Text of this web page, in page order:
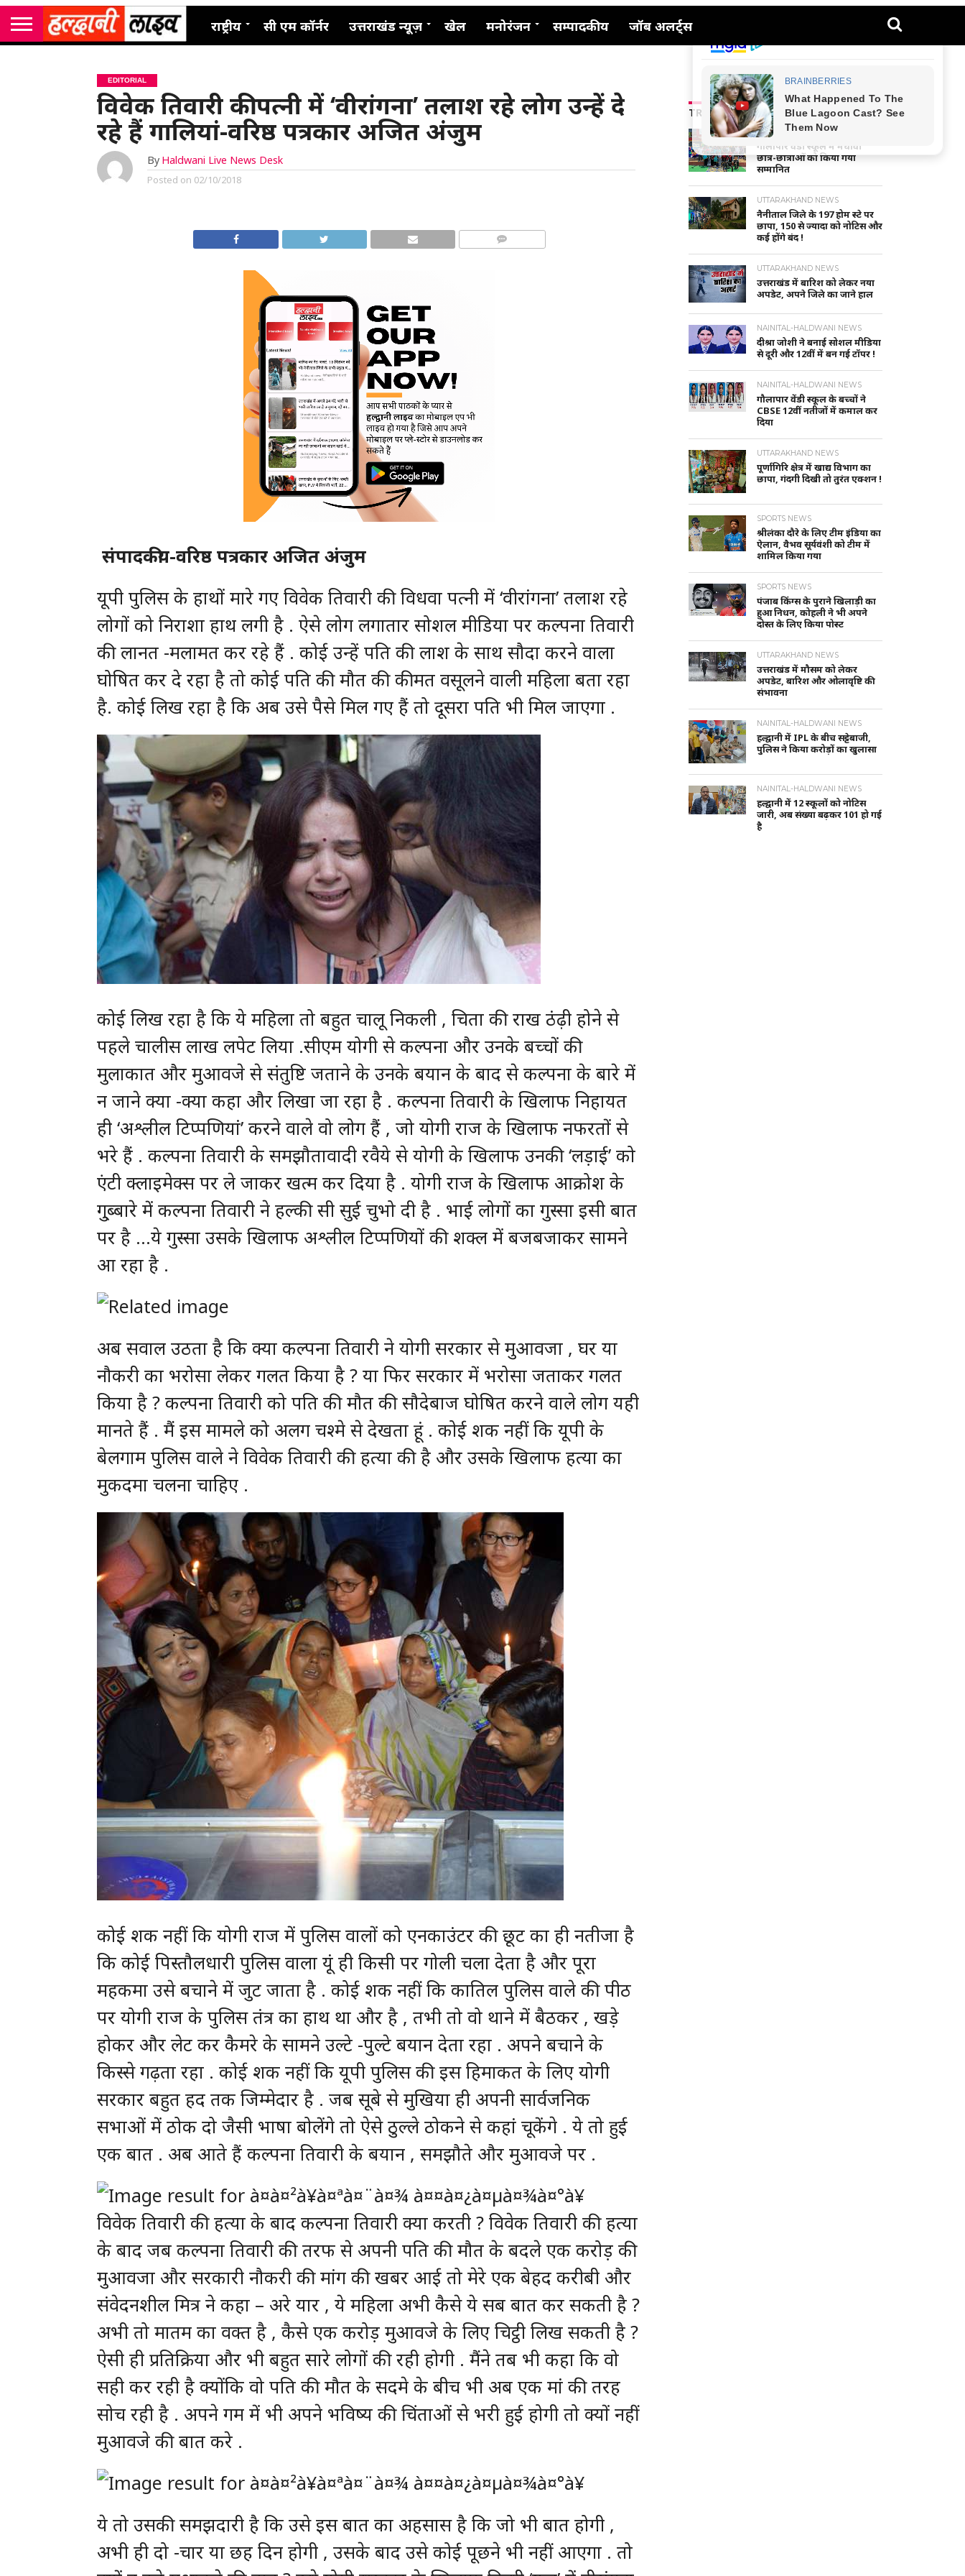
राष्ट्रीय सी एम कॉर्नर उत्तराखंड न्यूज़ खेल मनोरंजन सम्पादकीय जॉब अलर्ट्स
EDITORIAL
विवेक तिवारी की पत्नी में ‘वीरांगना’ तलाश रहे लोग उन्हें दे
रहे हैं गालियां-वरिष्ठ पत्रकार अजित अंजुम
By Haldwani Live News Desk
Posted on 02/10/2018
संपादकीय-वरिष्ठ पत्रकार अजित अंजुम
यूपी पुलिस के हाथों मारे गए विवेक तिवारी की विधवा पत्नी में ‘वीरांगना’ तलाश रहे
लोगों को निराशा हाथ लगी है . ऐसे लोग लगातार सोशल मीडिया पर कल्पना तिवारी
की लानत -मलामत कर रहे हैं . कोई उन्हें पति की लाश के साथ सौदा करने वाला
घोषित कर दे रहा है तो कोई पति की मौत की कीमत वसूलने वाली महिला बता रहा
है. कोई लिख रहा है कि अब उसे पैसे मिल गए हैं तो दूसरा पति भी मिल जाएगा .
कोई लिख रहा है कि ये महिला तो बहुत चालू निकली , चिता की राख ठंढ़ी होने से
पहले चालीस लाख लपेट लिया .सीएम योगी से कल्पना और उनके बच्चों की
मुलाकात और मुआवजे से संतुष्टि जताने के उनके बयान के बाद से कल्पना के बारे में
न जाने क्या -क्या कहा और लिखा जा रहा है . कल्पना तिवारी के खिलाफ निहायत
ही ‘अश्लील टिप्पणियां’ करने वाले वो लोग हैं , जो योगी राज के खिलाफ नफरतों से
भरे हैं . कल्पना तिवारी के समझौतावादी रवैये से योगी के खिलाफ उनकी ‘लड़ाई’ को
एंटी क्लाइमेक्स पर ले जाकर खत्म कर दिया है . योगी राज के खिलाफ आक्रोश के
गु्ब्बारे में कल्पना तिवारी ने हल्की सी सुई चुभो दी है . भाई लोगों का गुस्सा इसी बात
पर है …ये गुस्सा उसके खिलाफ अश्लील टिप्पणियों की शक्ल में बजबजाकर सामने
आ रहा है .
अब सवाल उठता है कि क्या कल्पना तिवारी ने योगी सरकार से मुआवजा , घर या
नौकरी का भरोसा लेकर गलत किया है ? या फिर सरकार में भरोसा जताकर गलत
किया है ? कल्पना तिवारी को पति की मौत की सौदेबाज घोषित करने वाले लोग यही
मानते हैं . मैं इस मामले को अलग चश्मे से देखता हूं . कोई शक नहीं कि यूपी के
बेलगाम पुलिस वाले ने विवेक तिवारी की हत्या की है और उसके खिलाफ हत्या का
मुकदमा चलना चाहिए .
कोई शक नहीं कि योगी राज में पुलिस वालों को एनकाउंटर की छूट का ही नतीजा है
कि कोई पिस्तौलधारी पुलिस वाला यूं ही किसी पर गोली चला देता है और पूरा
महकमा उसे बचाने में जुट जाता है . कोई शक नहीं कि कातिल पुलिस वाले की पीठ
पर योगी राज के पुलिस तंत्र का हाथ था और है , तभी तो वो थाने में बैठकर , खड़े
होकर और लेट कर कैमरे के सामने उल्टे -पुल्टे बयान देता रहा . अपने बचाने के
किस्से गढ़ता रहा . कोई शक नहीं कि यूपी पुलिस की इस हिमाकत के लिए योगी
सरकार बहुत हद तक जिम्मेदार है . जब सूबे से मुखिया ही अपनी सार्वजनिक
सभाओं में ठोक दो जैसी भाषा बोलेंगे तो ऐसे ठुल्ले ठोकने से कहां चूकेंगे . ये तो हुई
एक बात . अब आते हैं कल्पना तिवारी के बयान , समझौते और मुआवजे पर .
विवेक तिवारी की हत्या के बाद कल्पना तिवारी क्या करती ? विवेक तिवारी की हत्या
के बाद जब कल्पना तिवारी की तरफ से अपनी पति की मौत के बदले एक करोड़ की
मुआवजा और सरकारी नौकरी की मांग की खबर आई तो मेरे एक बेहद करीबी और
संवेदनशील मित्र ने कहा – अरे यार , ये महिला अभी कैसे ये सब बात कर सकती है ?
अभी तो मातम का वक्त है , कैसे एक करोड़ मुआवजे के लिए चिट्ठी लिख सकती है ?
ऐसी ही प्रतिक्रिया और भी बहुत सारे लोगों की रही होगी . मैंने तब भी कहा कि वो
सही कर रही है क्योंकि वो पति की मौत के सदमे के बीच भी अब एक मां की तरह
सोच रही है . अपने गम में भी अपने भविष्य की चिंताओं से भरी हुई होगी तो क्यों नहीं
मुआवजे की बात करे .
ये तो उसकी समझदारी है कि उसे इस बात का अहसास है कि जो भी बात होगी ,
अभी ही दो -चार या छह दिन होगी , उसके बाद उसे कोई पूछने भी नहीं आएगा . तो
TRENDING NEWS
NAINITAL-HALDWANI NEWS
गौलापार वैंडी स्कूल में मेधावी
छात्र-छात्राओं को किया गया
सम्मानित
UTTARAKHAND NEWS
नैनीताल जिले के 197 होम स्टे पर
छापा, 150 से ज्यादा को नोटिस और
कई होंगे बंद !
UTTARAKHAND NEWS
उत्तराखंड में बारिश को लेकर नया
अपडेट, अपने जिले का जाने हाल
NAINITAL-HALDWANI NEWS
दीश्रा जोशी ने बनाई सोशल मीडिया
से दूरी और 12वीं में बन गई टॉपर !
NAINITAL-HALDWANI NEWS
गौलापार वेंडी स्कूल के बच्चों ने
CBSE 12वीं नतीजों में कमाल कर
दिया
UTTARAKHAND NEWS
पूर्णागिरि क्षेत्र में खाद्य विभाग का
छापा, गंदगी दिखी तो तुरंत एक्शन !
SPORTS NEWS
श्रीलंका दौरे के लिए टीम इंडिया का
ऐलान, वैभव सूर्यवंशी को टीम में
शामिल किया गया
SPORTS NEWS
पंजाब किंग्स के पुराने खिलाड़ी का
हुआ निधन, कोहली ने भी अपने
दोस्त के लिए किया पोस्ट
UTTARAKHAND NEWS
उत्तराखंड में मौसम को लेकर
अपडेट, बारिश और ओलावृष्टि की
संभावना
NAINITAL-HALDWANI NEWS
हल्द्वानी में IPL के बीच सट्टेबाजी,
पुलिस ने किया करोड़ों का खुलासा
NAINITAL-HALDWANI NEWS
हल्द्वानी में 12 स्कूलों को नोटिस
जारी, अब संख्या बढ़कर 101 हो गई
है